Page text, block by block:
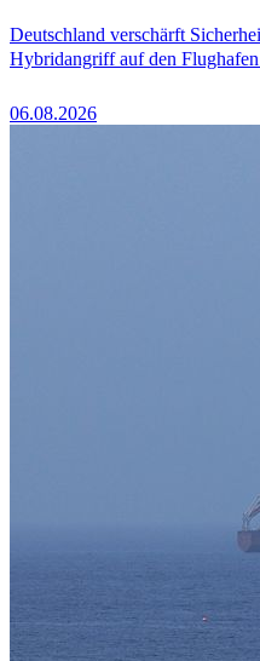
Deutschland verschärft
Hybridangriff auf den
06.08.2026